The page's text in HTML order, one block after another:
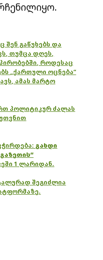
შენ გაწუხებს და
თუმცა დღეს,
როდესაც
„ქართული ოცნება“
ამას მარტო
პოლიტიკურ ძალას
გახდი
1 ლარიდან.
შეგიძლია